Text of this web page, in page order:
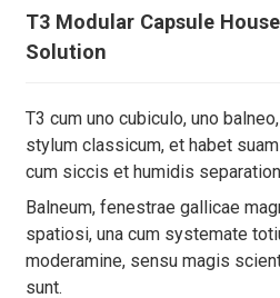
T3 Modular Capsule
Solution
T3 cum uno cubiculo, uno
stylum classicum, et habet
cum siccis et humidis
Balneum, fenestrae gallicae
spatiosi, una cum systemate
moderamine, sensu magis
sunt.